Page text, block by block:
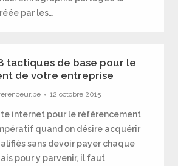
par les…
tactiques de base pour le
de votre entreprise
12 octobre 2015
internet pour le référencement
quand on désire acquérir
sans devoir payer chaque
pour y parvenir, il faut